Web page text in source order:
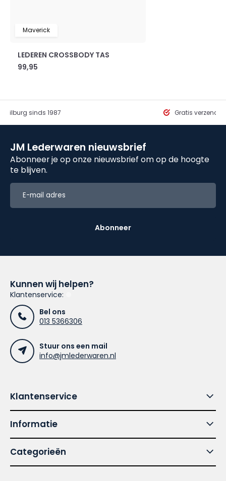
Maverick
LEDEREN CROSSBODY TAS
99,95
Tilburg sinds 1987 Gratis
JM Lederwaren nieuwsbrief
Abonneer je op onze nieuwsbrief om op de hoogte
te blijven.
Abonneer
Kunnen wij helpen?
Klantenservice:
Bel ons
013 5366306
Stuur ons een mail
info@jmlederwaren.nl
Klantenservice
Informatie
Categorieën